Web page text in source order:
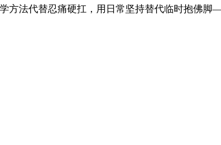
方法代替忍痛硬扛，用日常坚持替代临时抱佛